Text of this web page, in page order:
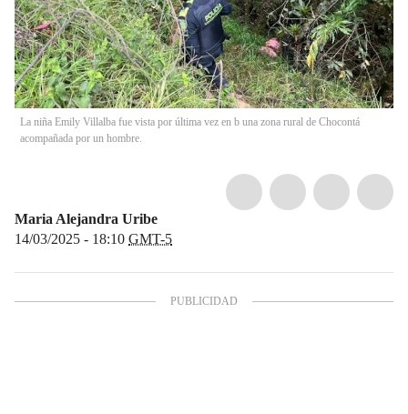
La niña Emily Villalba fue vista por última vez en b una zona rural de Chocontá
acompañada por un hombre.
Maria Alejandra Uribe
14/03/2025 - 18:10 GMT-5